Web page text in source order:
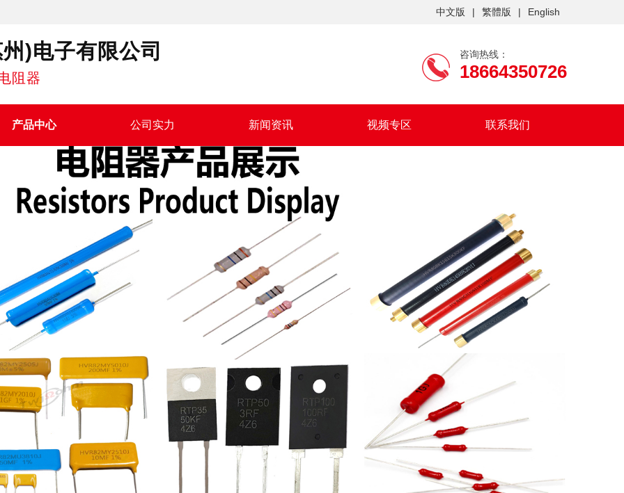
中文版 | 繁體版 | English
)电子有限公司
阻器
咨询热线：
18664350726
产品中心 公司实力 新闻资讯 视频专区 联系我们